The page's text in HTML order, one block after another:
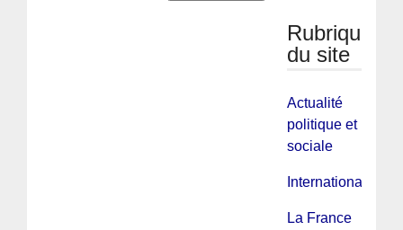
Rubriques
du site
Actualité
politique et
sociale
International
La France